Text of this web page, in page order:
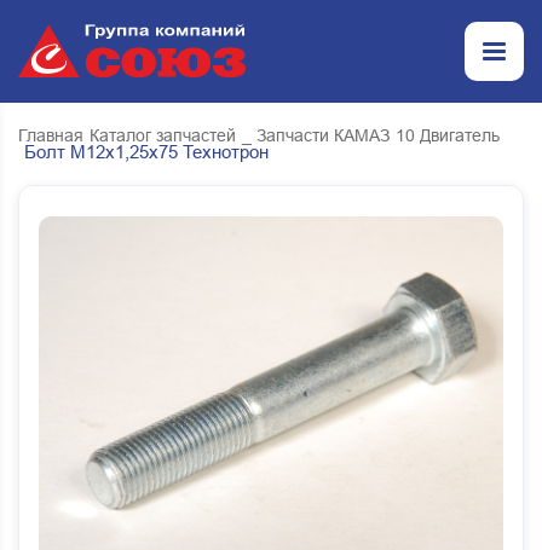
Главная Каталог запчастей _ Запчасти КАМАЗ 10 Двигатель
Болт М12х1,25x75 Технотрон